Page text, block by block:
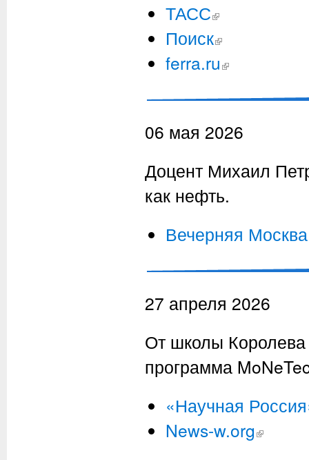
ТАСС
Поиск
ferra.ru
06 мая 2026
Доцент Михаил
как нефть.
Вечерняя Москва
27 апреля 2026
От школы
программа
«Научная
News-w.org